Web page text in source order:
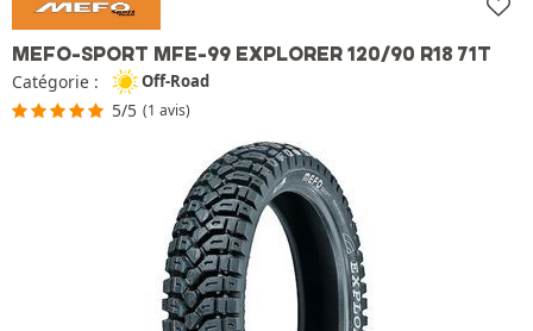
MEFO-SPORT MFE-99 EXPLORER 120/90 R18 71T
Catégorie : Off-Road
5/5 (1 avis)